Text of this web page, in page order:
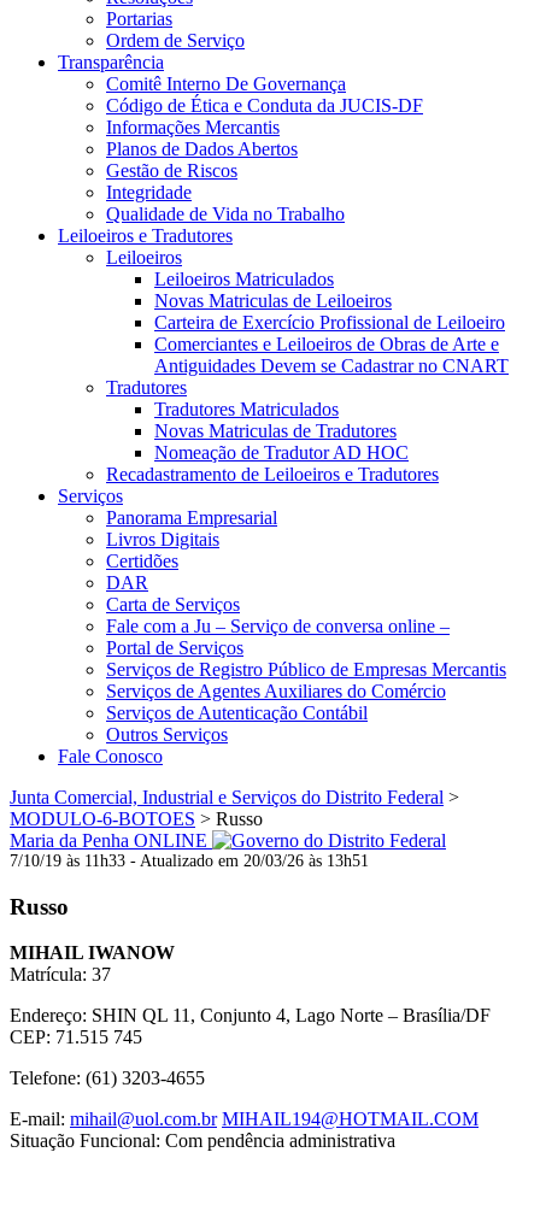
Portarias
Ordem de Serviço
Transparência
Comitê Interno De Governança
Código de Ética e Conduta da JUCIS-DF
Informações Mercantis
Planos de Dados Abertos
Gestão de Riscos
Integridade
Qualidade de Vida no Trabalho
Leiloeiros e Tradutores
Leiloeiros
Leiloeiros Matriculados
Novas Matriculas de Leiloeiros
Carteira de Exercício Profissional de Leiloeiro
Comerciantes e Leiloeiros de Obras de Arte e
Antiguidades Devem se Cadastrar no CNART
Tradutores
Tradutores Matriculados
Novas Matriculas de Tradutores
Nomeação de Tradutor AD HOC
Recadastramento de Leiloeiros e Tradutores
Serviços
Panorama Empresarial
Livros Digitais
Certidões
DAR
Carta de Serviços
Fale com a Ju – Serviço de conversa online –
Portal de Serviços
Serviços de Registro Público de Empresas Mercantis
Serviços de Agentes Auxiliares do Comércio
Serviços de Autenticação Contábil
Outros Serviços
Fale Conosco
Junta Comercial, Industrial e Serviços do Distrito Federal >
MODULO-6-BOTOES > Russo
Maria da Penha ONLINE
7/10/19 às 11h33 - Atualizado em 20/03/26 às 13h51
Russo
MIHAIL IWANOW
Matrícula: 37
Endereço: SHIN QL 11, Conjunto 4, Lago Norte – Brasília/DF
CEP: 71.515 745
Telefone: (61) 3203-4655
E-mail: mihail@uol.com.br MIHAIL194@HOTMAIL.COM
Situação Funcional: Com pendência administrativa